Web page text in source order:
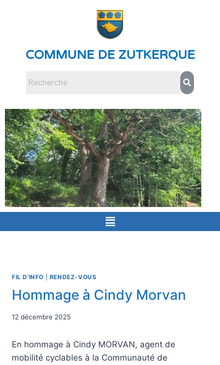
COMMUNE DE ZUTKERQUE
FIL D'INFO RENDEZ-VOUS
Hommage à Cindy Morvan
12 décembre 2025
En hommage à Cindy MORVAN, agent de
mobilité cyclables à la Communauté de